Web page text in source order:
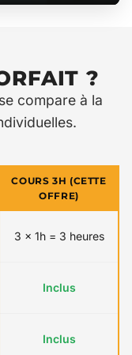
?
compare à la
COURS 3H (CETTE
OFFRE)
3 x 1h = 3 heures
Inclus
Inclus